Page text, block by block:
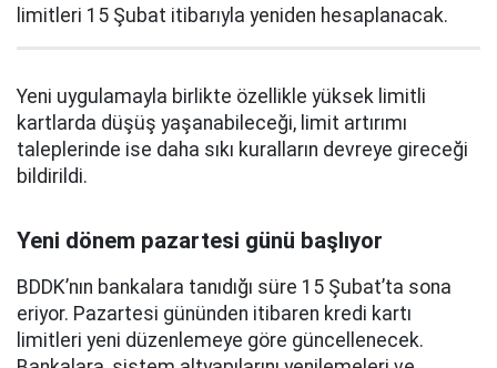
limitleri 15 Şubat itibarıyla yeniden hesaplanacak.
Yeni uygulamayla birlikte özellikle yüksek limitli
kartlarda düşüş yaşanabileceği, limit artırımı
taleplerinde ise daha sıkı kuralların devreye gireceği
bildirildi.
Yeni dönem pazartesi günü başlıyor
BDDK’nın bankalara tanıdığı süre 15 Şubat’ta sona
eriyor. Pazartesi gününden itibaren kredi kartı
limitleri yeni düzenlemeye göre güncellenecek.